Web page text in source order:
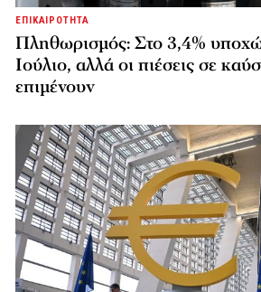
ΕΠΙΚΑΙΡΟΤΗΤΑ
Πληθωρισμός: Στο 3,4%
Ιούλιο, αλλά οι πιέσεις σε
επιμένουν